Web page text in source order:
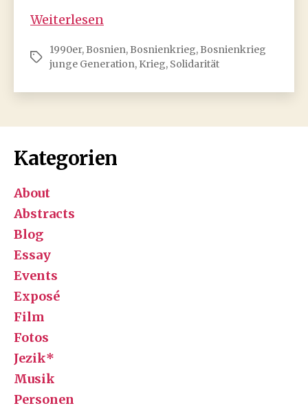
Weiterlesen
den
1990ern:
Schlagwörter
1990er, Bosnien, Bosnienkrieg, Bosnienkrieg
junge Generation, Krieg, Solidarität
Kategorien
About
Abstracts
Blog
Essay
Events
Exposé
Film
Fotos
Jezik*
Musik
Personen